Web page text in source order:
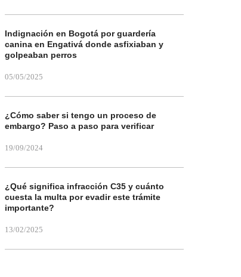
Indignación en Bogotá por guardería
canina en Engativá donde asfixiaban y
golpeaban perros
05/05/2025
¿Cómo saber si tengo un proceso de
embargo? Paso a paso para verificar
19/09/2024
¿Qué significa infracción C35 y cuánto
cuesta la multa por evadir este trámite
importante?
13/02/2025